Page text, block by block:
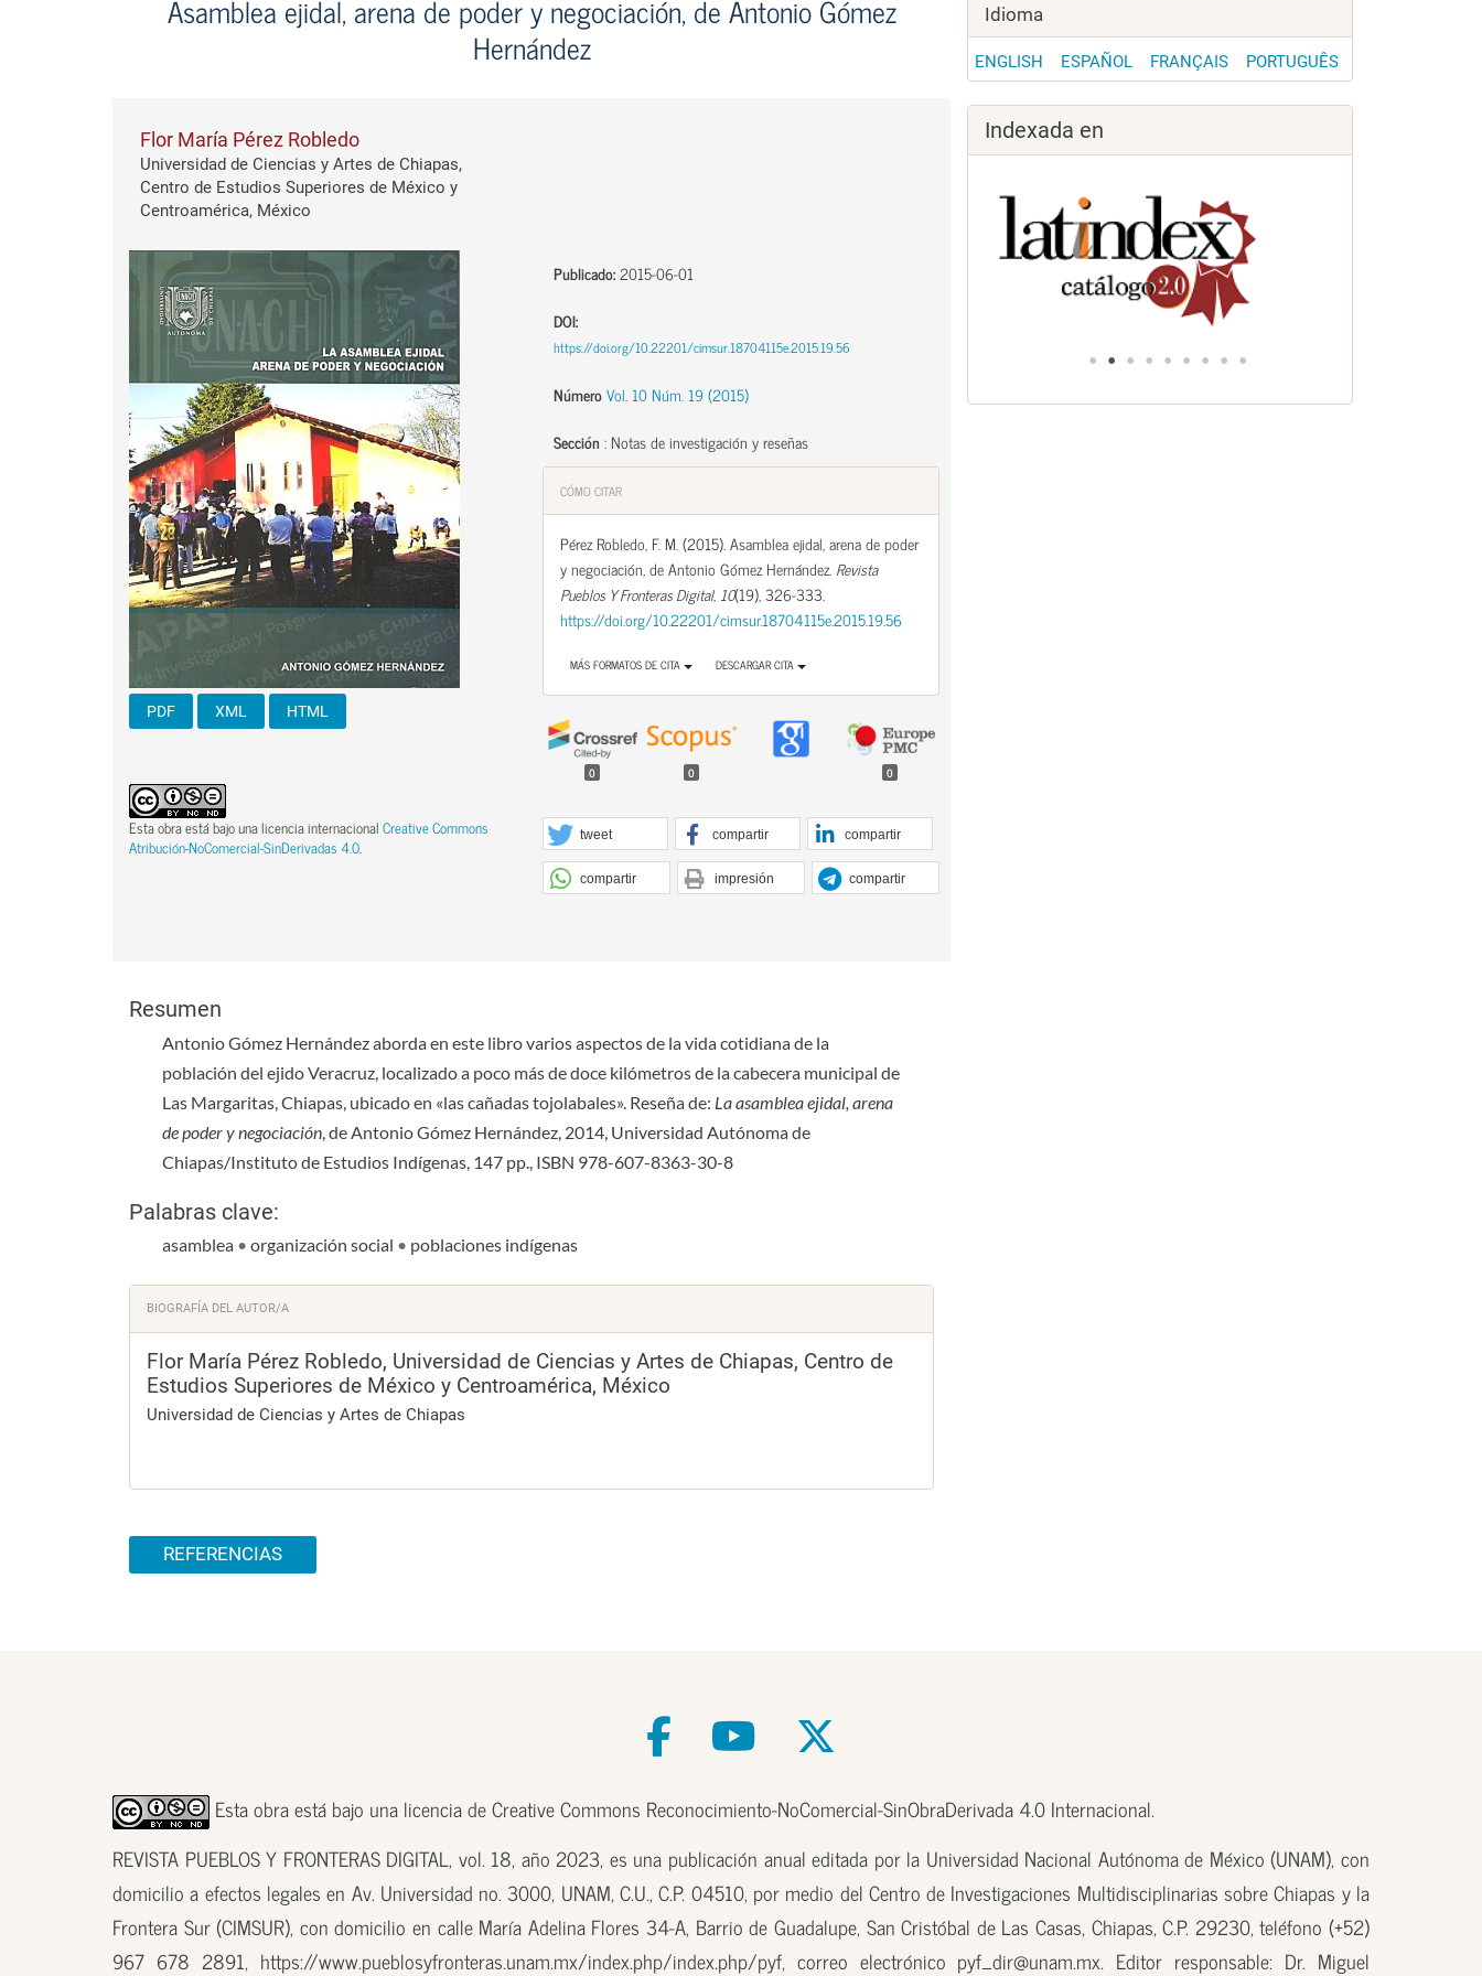
Asamblea ejidal, arena de poder y negociación, de Antonio Gómez
Hernández
Flor María Pérez Robledo
Universidad de Ciencias y Artes de Chiapas,
Centro de Estudios Superiores de México y
Centroamérica, México
Barra lateral del artículo
PDF XML HTML
Esta obra está bajo una licencia internacionalCreative Commons
Atribución-NoComercial-SinDerivadas 4.0.
Publicado:2015-06-01
DOI:
https://doi.org/10.22201/cimsur.18704115e.2015.19.56
NúmeroVol. 10 Núm. 19 (2015)
Sección :Notas de investigación y reseñas
CÓMO CITAR
Pérez Robledo, F. M. (2015). Asamblea ejidal, arena de poder
y negociación, de Antonio Gómez Hernández. Revista
Pueblos Y Fronteras Digital, 10(19), 326-333.
https://doi.org/10.22201/cimsur.18704115e.2015.19.56
MÁS FORMATOS DE CITA DESCARGAR CITA
0 0 0
tweet compartir compartir
compartir impresión compartir
Resumen
Antonio Gómez Hernández aborda en este libro varios aspectos de la vida cotidiana de la
población del ejido Veracruz, localizado a poco más de doce kilómetros de la cabecera municipal de
Las Margaritas, Chiapas, ubicado en «las cañadas tojolabales». Reseña de: La asamblea ejidal, arena
de poder y negociación , de Antonio Gómez Hernández, 2014, Universidad Autónoma de
Chiapas/Instituto de Estudios Indígenas, 147 pp., ISBN 978-607-8363-30-8
Palabras clave:
asamblea • organización social • poblaciones indígenas
Detalles del artículo
BIOGRAFÍA DEL AUTOR/A
Flor María Pérez Robledo, Universidad de Ciencias y Artes de Chiapas, Centro de
Estudios Superiores de México y Centroamérica, México
Universidad de Ciencias y Artes de Chiapas
REFERENCIAS
Idioma
ENGLISH ESPAÑOL FRANÇAIS PORTUGUÊS
Indexada en
Esta obra está bajo una licencia de Creative Commons Reconocimiento-NoComercial-SinObraDerivada 4.0 Internacional.
REVISTA PUEBLOS Y FRONTERAS DIGITAL, vol. 18, año 2023, es una publicación anual editada por la Universidad Nacional Autónoma de México (UNAM), con
domicilio a efectos legales en Av. Universidad no. 3000, UNAM, C.U., C.P. 04510, por medio del Centro de Investigaciones Multidisciplinarias sobre Chiapas y la
Frontera Sur (CIMSUR), con domicilio en calle María Adelina Flores 34-A, Barrio de Guadalupe, San Cristóbal de Las Casas, Chiapas, C.P. 29230, teléfono (+52)
967 678 2891, https://www.pueblosyfronteras.unam.mx/index.php/index.php/pyf, correo electrónico pyf_dir@unam.mx. Editor responsable: Dr. Miguel